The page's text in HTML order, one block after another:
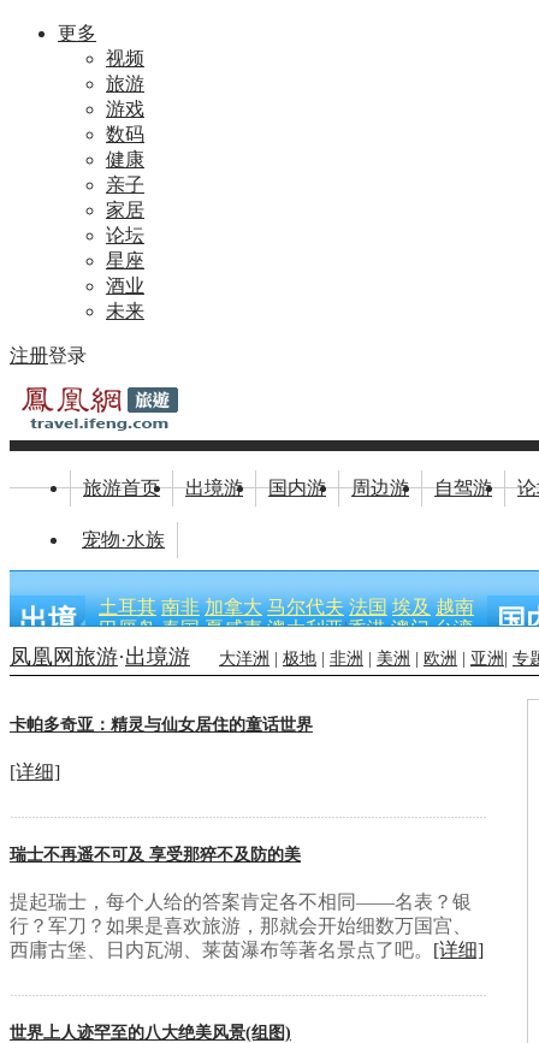
更多
视频
旅游
游戏
数码
健康
亲子
家居
论坛
星座
酒业
未来
注册登录
旅游首页 出境游 国内游 周边游 自驾游
宠物·水族
出境
游
土耳其 南非 加拿大 马尔代夫 法国 埃及 越南
巴厘岛 泰国 夏威夷 澳大利亚|香港 澳门 台湾
国
游
周边
游
北京 上海
广州 成都
凤凰网旅游·出境游 大洋洲 极地 非洲 美洲 欧洲 亚洲 专
卡帕多奇亚：精灵与仙女居住的童话世界
[详细]
瑞士不再遥不可及 享受那猝不及防的美
提起瑞士，每个人给的答案肯定各不相同——名表？银
行？军刀？如果是喜欢旅游，那就会开始细数万国宫、
西庸古堡、日内瓦湖、莱茵瀑布等著名景点了吧。 [详细]
世界上人迹罕至的八大绝美风景(组图)